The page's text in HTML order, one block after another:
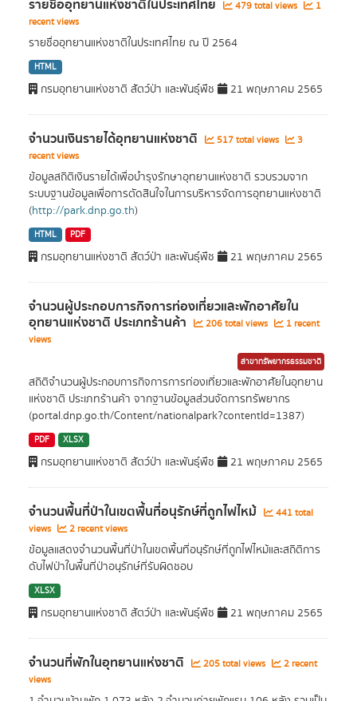
รายชื่ออุทยานแห่งชาติในประเทศไทย 479 total views
1
recent views
รายชื่ออุทยานแห่งชาติในประเทศไทย ณ ปี 2564
HTML
กรมอุทยานแห่งชาติ สัตว์ป่า และพันธุ์พืช 21 พฤษภาคม 2565
จำนวนเงินรายได้อุทยานแห่งชาติ 517 total views
3
recent views
ข้อมูลสถิติเงินรายได้เพื่อบำรุงรักษาอุทยานแห่งชาติ รวบรวมจาก
ระบบฐานข้อมูลเพื่อการตัดสินใจในการบริหารจัดการอุทยานแห่งชาติ
(http://park.dnp.go.th)
HTML PDF
กรมอุทยานแห่งชาติ สัตว์ป่า และพันธุ์พืช 21 พฤษภาคม 2565
จำนวนผู้ประกอบการกิจการท่องเที่ยวและพักอาศัยใน
อุทยานแห่งชาติ ประเภทร้านค้า 206 total views
1 recent
views
สาขาทรัพยากรธรรมชาติ
สถิติจำนวนผู้ประกอบการกิจการการท่องเที่ยวและพักอาศัยในอุทยาน
แห่งชาติ ประเภทร้านค้า จากฐานข้อมูลส่วนจัดการทรัพยากร
(portal.dnp.go.th/Content/nationalpark?contentId=1387)
PDF XLSX
กรมอุทยานแห่งชาติ สัตว์ป่า และพันธุ์พืช 21 พฤษภาคม 2565
จำนวนพื้นที่ป่าในเขตพื้นที่อนุรักษ์ที่ถูกไฟไหม้
441 total
views
2 recent views
ข้อมูลแสดงจำนวนพื้นที่ป่าในเขตพื้นที่อนุรักษ์ที่ถูกไฟไหม้และสถิติการ
ดับไฟป่าในพื้นที่ป่าอนุรักษ์ที่รับผิดชอบ
XLSX
กรมอุทยานแห่งชาติ สัตว์ป่า และพันธุ์พืช 21 พฤษภาคม 2565
จำนวนที่พักในอุทยานแห่งชาติ 205 total views
2 recent
views